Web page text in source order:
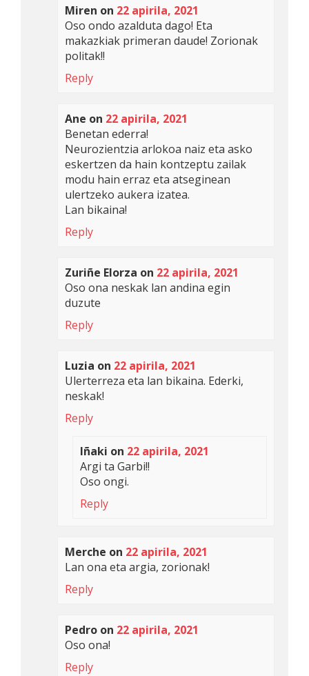
Miren on 22 apirila, 2021
Oso ondo azalduta dago! Eta
makazkiak primeran daude! Zorionak
politak!!
Reply
Ane on 22 apirila, 2021
Benetan ederra!
Neurozientzia arlokoa naiz eta asko
eskertzen da hain kontzeptu zailak
modu hain erraz eta atseginean
ulertzeko aukera izatea.
Lan bikaina!
Reply
Zuriñe Elorza on 22 apirila, 2021
Oso ona neskak lan andina egin
duzute
Reply
Luzia on 22 apirila, 2021
Ulerterreza eta lan bikaina. Ederki,
neskak!
Reply
Iñaki on 22 apirila, 2021
Argi ta Garbi!!
Oso ongi.
Reply
Merche on 22 apirila, 2021
Lan ona eta argia, zorionak!
Reply
Pedro on 22 apirila, 2021
Oso ona!
Reply